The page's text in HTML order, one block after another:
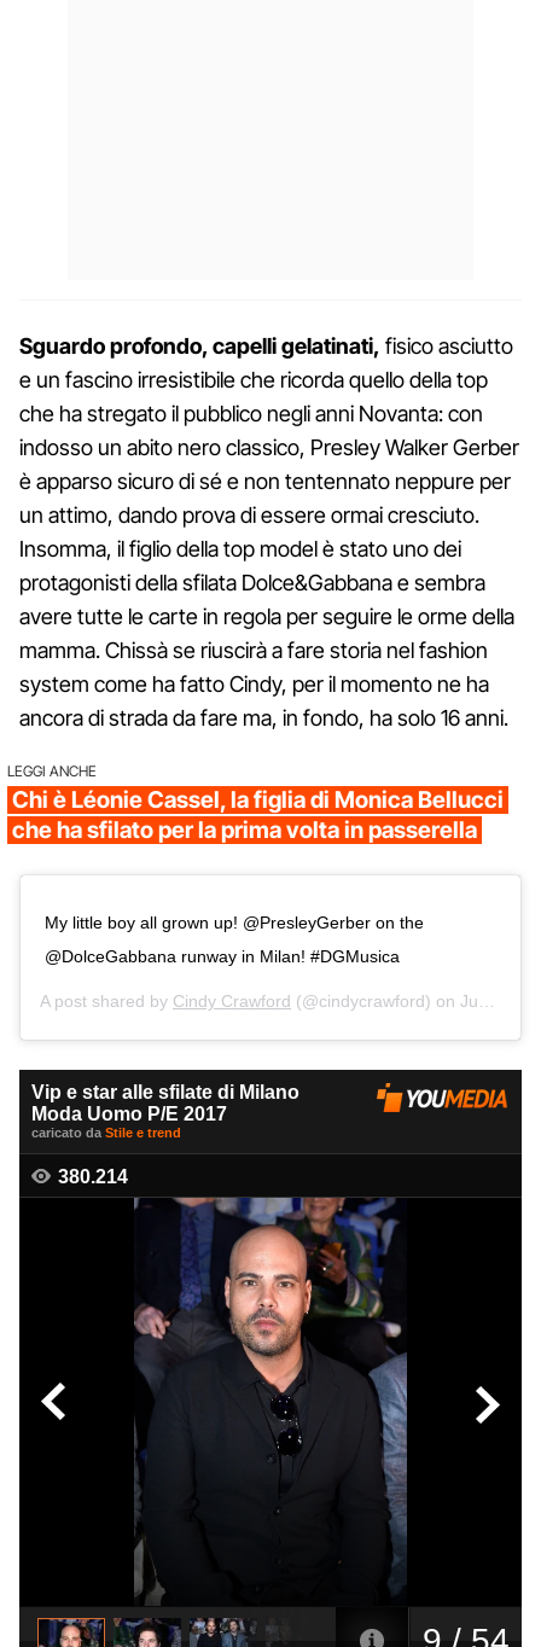
Sguardo profondo, capelli gelatinati, fisico asciutto
e un fascino irresistibile che ricorda quello della top
che ha stregato il pubblico negli anni Novanta: con
indosso un abito nero classico, Presley Walker Gerber
è apparso sicuro di sé e non tentennato neppure per
un attimo, dando prova di essere ormai cresciuto.
Insomma, il figlio della top model è stato uno dei
protagonisti della sfilata Dolce&Gabbana e sembra
avere tutte le carte in regola per seguire le orme della
mamma. Chissà se riuscirà a fare storia nel fashion
system come ha fatto Cindy, per il momento ne ha
ancora di strada da fare ma, in fondo, ha solo 16 anni.
LEGGI ANCHE
Chi è Léonie Cassel, la figlia di Monica Bellucci
che ha sfilato per la prima volta in passerella
My little boy all grown up! @PresleyGerber on the
@DolceGabbana runway in Milan! #DGMusica
A post shared by Cindy Crawford (@cindycrawford) on Jun 18, 2016 at 11:58am PDT